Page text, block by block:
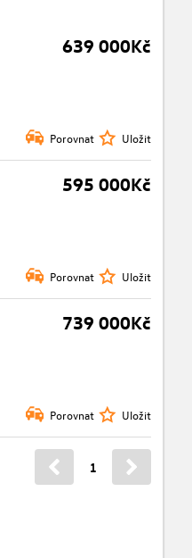
639 000Kč
Porovnat Uložit
595 000Kč
Porovnat Uložit
739 000Kč
Porovnat Uložit
1